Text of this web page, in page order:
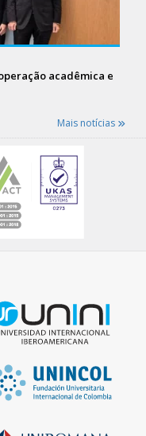
acadêmica e
Mais notícias